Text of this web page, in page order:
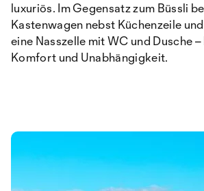
luxuriös. Im Gegensatz zum Büssli
Kastenwagen nebst Küchenzeile
eine Nasszelle mit WC und Dusche
Komfort und Unabhängigkeit.